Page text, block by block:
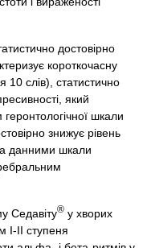
достовірно
короткочасну
10 слів), статистично
який
шкали
знижує рівень
данними шкали
Седавіту® у хворих
I-II ступеня